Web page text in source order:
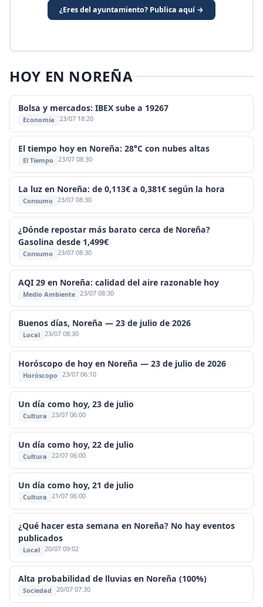
¿Eres del ayuntamiento? Publica aquí →
HOY EN NOREÑA
Bolsa y mercados: IBEX sube a 19267
Economía 23/07 18:20
El tiempo hoy en Noreña: 28°C con nubes altas
El Tiempo 23/07 08:30
La luz en Noreña: de 0,113€ a 0,381€ según la hora
Consumo 23/07 08:30
¿Dónde repostar más barato cerca de Noreña?
Gasolina desde 1,499€
Consumo 23/07 08:30
AQI 29 en Noreña: calidad del aire razonable hoy
Medio Ambiente 23/07 08:30
Buenos días, Noreña — 23 de julio de 2026
Local 23/07 08:30
Horóscopo de hoy en Noreña — 23 de julio de 2026
Horóscopo 23/07 06:10
Un día como hoy, 23 de julio
Cultura 23/07 06:00
Un día como hoy, 22 de julio
Cultura 22/07 06:00
Un día como hoy, 21 de julio
Cultura 21/07 06:00
¿Qué hacer esta semana en Noreña? No hay eventos
publicados
Local 20/07 09:02
Alta probabilidad de lluvias en Noreña (100%)
Sociedad 20/07 07:30